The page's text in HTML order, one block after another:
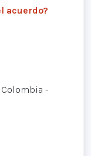
acuerdo?
Colombia -